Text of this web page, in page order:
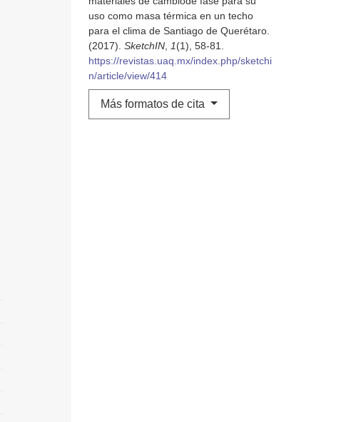
uso como masa térmica en un techo
para el clima de Santiago de Querétaro.
(2017). SketchIN 1(1), 58-81.
https://revistas.uaq.mx/index.php/sketchi
n/article/view/414
Más formatos de cita